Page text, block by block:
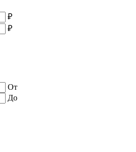
₽
₽
От
До